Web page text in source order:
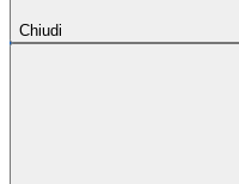
Chiudi